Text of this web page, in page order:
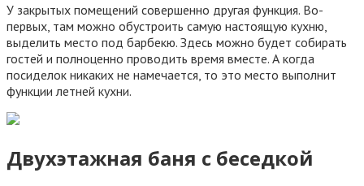
У закрытых помещений совершенно другая функция. Во-
первых, там можно обустроить самую настоящую кухню,
выделить место под барбекю. Здесь можно будет собирать
гостей и полноценно проводить время вместе. А когда
посиделок никаких не намечается, то это место выполнит
функции летней кухни.
Двухэтажная баня с беседкой